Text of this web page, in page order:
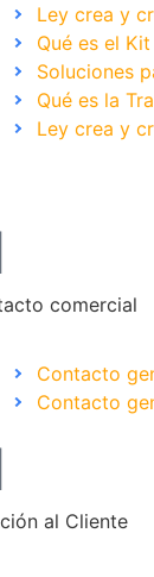
Ley crea y
Qué es el
Soluciones
Qué es la
Ley crea y
comercial
Contacto
Contacto
al Cliente